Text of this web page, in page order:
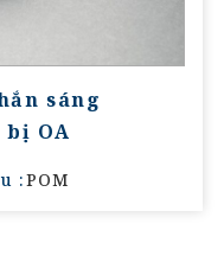
sáng
OA
:POM